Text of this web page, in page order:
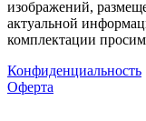
изображений,
актуальной
комплектации
Конфиденциальность
Оферта